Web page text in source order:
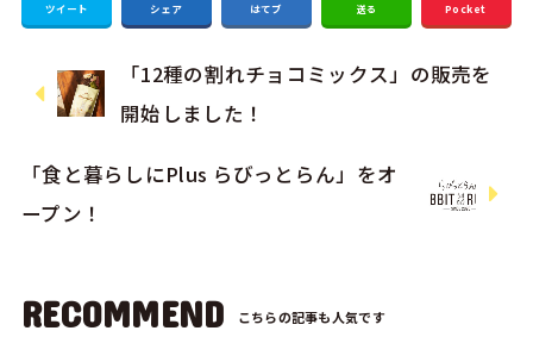
ツイート シェア はてブ 送る Pocket
「12種の割れチョコミックス」の販売を
開始しました！
「食と暮らしにPlus らびっとらん」をオ
ープン！
RECOMMEND